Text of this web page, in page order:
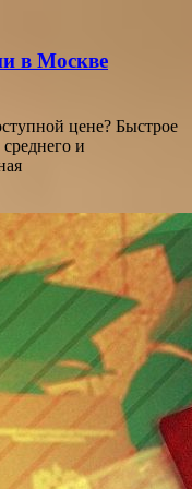
в Москве
цене? Быстрое
и